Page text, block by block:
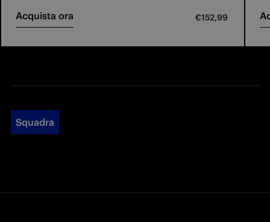
Acquista ora €152,99
Squadra